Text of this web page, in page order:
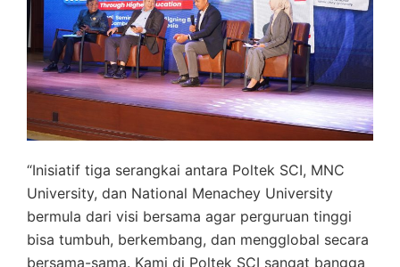
“Inisiatif tiga serangkai antara Poltek SCI, MNC
University, dan National Menachey University
bermula dari visi bersama agar perguruan tinggi
bisa tumbuh, berkembang, dan mengglobal secara
bersama-sama. Kami di Poltek SCI sangat bangga